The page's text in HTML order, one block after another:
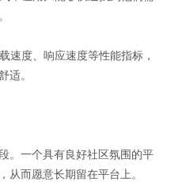
速度、响应速度等性能指标，
适。
。一个具有良好社区氛围的平
从而愿意长期留在平台上。